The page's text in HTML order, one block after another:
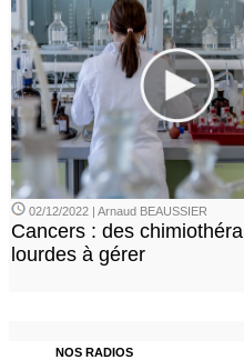
02/12/2022 | Arnaud BEAUSSIER
Cancers : des
lourdes à gérer
NOS RADIOS